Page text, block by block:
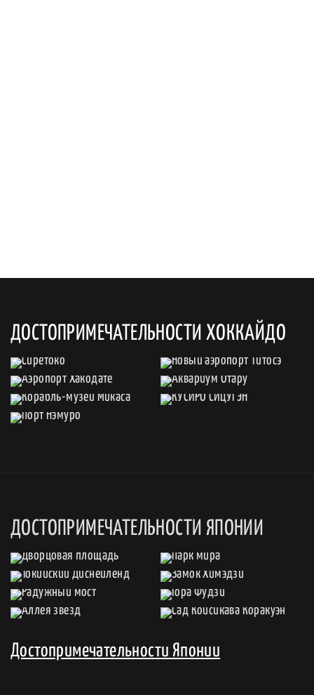
ДОСТОПРИМЕЧАТЕЛЬНОСТИ ХОККАЙДО
ДОСТОПРИМЕЧАТЕЛЬНОСТИ ЯПОНИИ
Достопримечательности Японии